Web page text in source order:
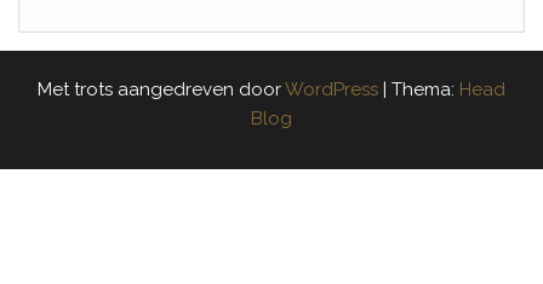
Met trots aangedreven doorWordPress | Thema: Head
Blog